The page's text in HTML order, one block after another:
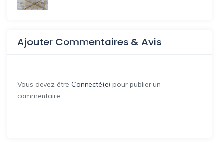
Ajouter Commentaires & Avis
Vous devez être Connecté(e) pour publier un
commentaire.